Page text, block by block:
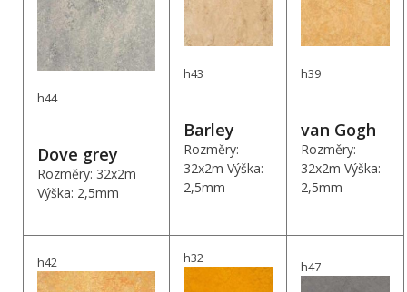
h44
Dove grey
Rozměry: 32x2m
Výška: 2,5mm
h43
Barley
Rozměry:
32x2m Výška:
2,5mm
h39
van Gogh
Rozměry:
32x2m Výška:
2,5mm
h42 h32
h47